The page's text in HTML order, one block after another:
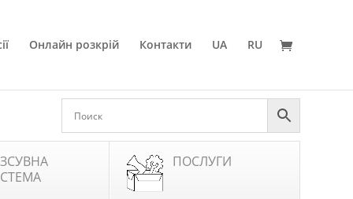
Онлайн розкрій Контакти UA RU
ПОСЛУГИ